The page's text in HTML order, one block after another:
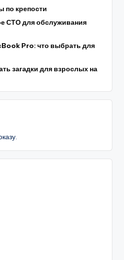
по крепости
СТО для обслуживания
Pro: что выбрать для
загадки для взрослых на